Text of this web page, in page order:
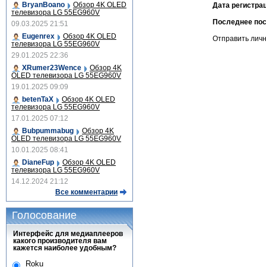
Дата
Последнее
Отправить
BryanBoano
Обзор 4K OLED
телевизора LG 55EG960V
09.03.2025 21:51
Eugenrex
Обзор 4K OLED
телевизора LG 55EG960V
29.01.2025 22:36
XRumer23Wence
Обзор 4K
OLED телевизора LG 55EG960V
19.01.2025 09:09
betenTaX
Обзор 4K OLED
телевизора LG 55EG960V
17.01.2025 07:12
Bubpummabug
Обзор 4K
OLED телевизора LG 55EG960V
10.01.2025 08:41
DianeFup
Обзор 4K OLED
телевизора LG 55EG960V
14.12.2024 21:12
Все комментарии
Голосование
Интерфейс для медиаплееров
какого производителя вам
кажется наиболее удобным?
Roku